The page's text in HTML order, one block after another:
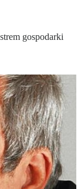
gospodarki